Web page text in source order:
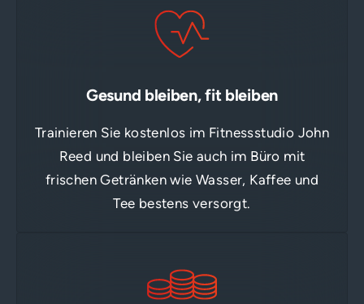
Gesund bleiben, fit bleiben
Trainieren Sie kostenlos im Fitnessstudio John
Reed und bleiben Sie auch im Büro mit
frischen Getränken wie Wasser, Kaffee und
Tee bestens versorgt.